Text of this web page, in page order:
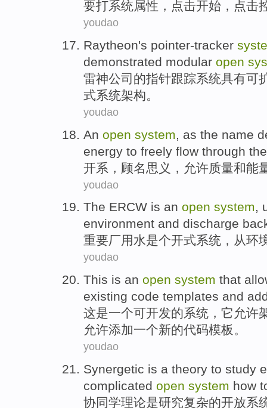
要打系统属性 ， 点击开始 ，点击
youdao
Raytheon's pointer-tracker
demonstrated modular open
雷神公司的指针跟踪系统具有可
式系统架构。
youdao
An open system
as the name
energy to freely flow through the
开系 ， 顾名思义 ， 允许质量和能
youdao
The ERCW is an open system,
environment and discharge
重要厂用水是个开式系统 ， 从环
youdao
This is an open system that
existing code templates and
这是一个可开发的系统 ，它允许
允许添加一个新的代码模板。
youdao
Synergetic is a theory to study
complicated open system how
协同学理论是研究复杂的开放系